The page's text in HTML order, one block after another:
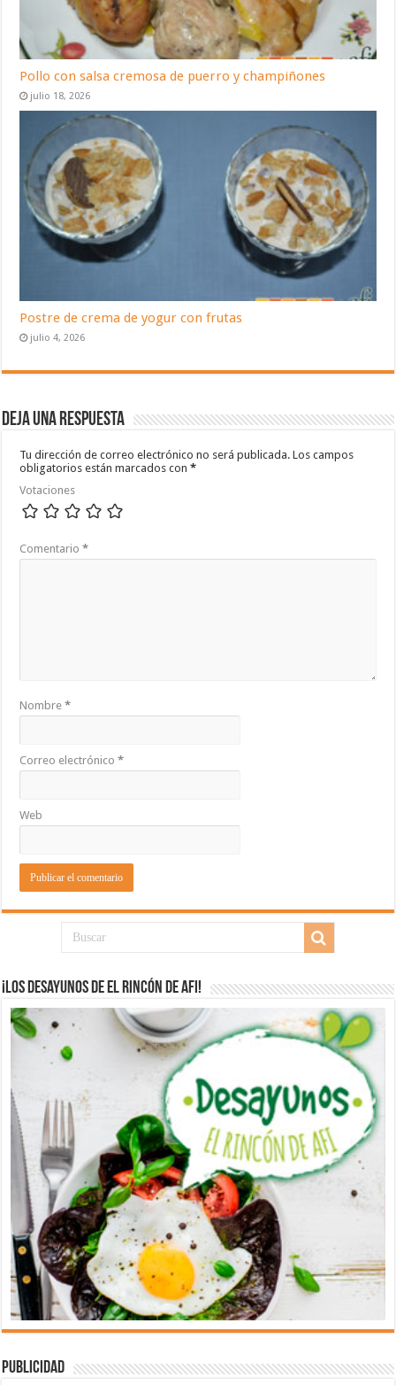
Pollo con salsa cremosa de puerro y champiñones
julio 18, 2026
Postre de crema de yogur con frutas
julio 4, 2026
Deja una respuesta
Tu dirección de correo electrónico no será publicada. Los campos
obligatorios están marcados con*
Votaciones
Comentario*
Nombre*
Correo electrónico*
Web
¡Los desayunos de El Rincón de Afi!
Publicidad